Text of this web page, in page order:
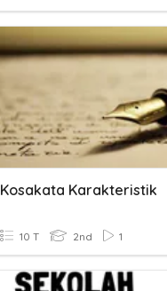
Kosakata Karakteristik
10 T 2nd 1